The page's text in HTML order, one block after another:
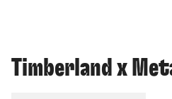
Timberland x